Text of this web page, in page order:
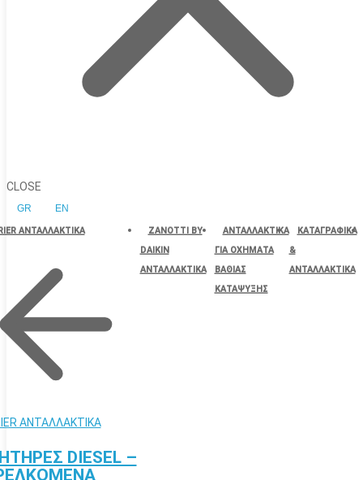
CLOSE
GR EN
ΑΝΤΑΛΛΑΚΤΙΚΑ
ΑΝΤΑΛΛΑΚΤΙΚΑ
DIESEL –
ZANOTTI BY
DAIKIN
ΑΝΤΑΛΛΑΚΤΙΚΑ
ΑΝΤΑΛΛΑΚΤΙΚΑ
ΓΙΑ ΟΧΗΜΑΤΑ
ΒΑΘΙΑΣ
ΚΑΤΑΨΥΞΗΣ
ΚΑΤΑΓΡΑΦΙΚΑ
&
ΑΝΤΑΛΛΑΚΤΙΚΑ